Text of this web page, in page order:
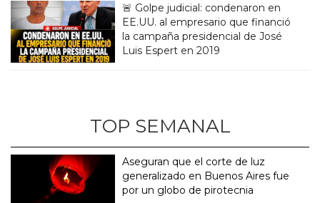
🚨 Golpe judicial: condenaron en
EE.UU. al empresario que financió
la campaña presidencial de José
Luis Espert en 2019
TOP SEMANAL
Aseguran que el corte de luz
generalizado en Buenos Aires fue
por un globo de pirotecnia